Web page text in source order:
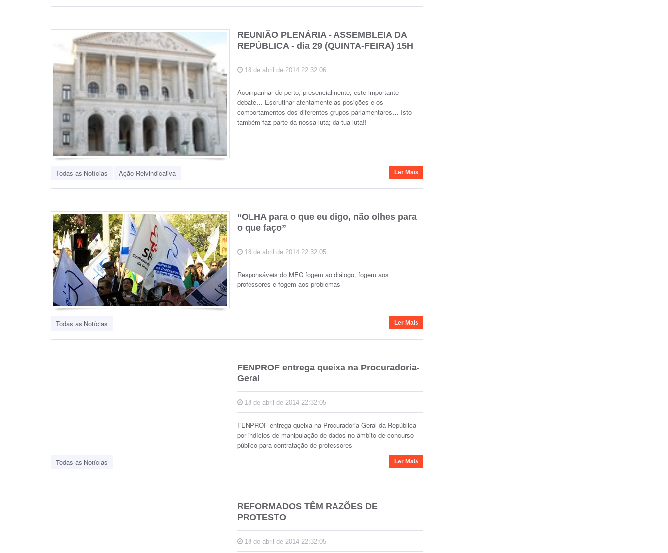
REUNIÃO PLENÁRIA - ASSEMBLEIA DA
REPÚBLICA - dia 29 (QUINTA-FEIRA) 15H
18 de abril de 2014 22:32:06
Acompanhar de perto, presencialmente, este importante
debate… Escrutinar atentamente as posições e os
comportamentos dos diferentes grupos parlamentares… Isto
também faz parte da nossa luta; da tua luta!!
Todas as Notícias Ação Reivindicativa Ler Mais
“OLHA para o que eu digo, não olhes para
o que faço”
18 de abril de 2014 22:32:05
Responsáveis do MEC fogem ao diálogo, fogem aos
professores e fogem aos problemas
Todas as Notícias Ler Mais
FENPROF entrega queixa na Procuradoria-
Geral
18 de abril de 2014 22:32:05
FENPROF entrega queixa na Procuradoria-Geral da República
por indícios de manipulação de dados no âmbito de concurso
público para contratação de professores
Todas as Notícias
Ler Mais
REFORMADOS TÊM RAZÕES DE
PROTESTO
18 de abril de 2014 22:32:05